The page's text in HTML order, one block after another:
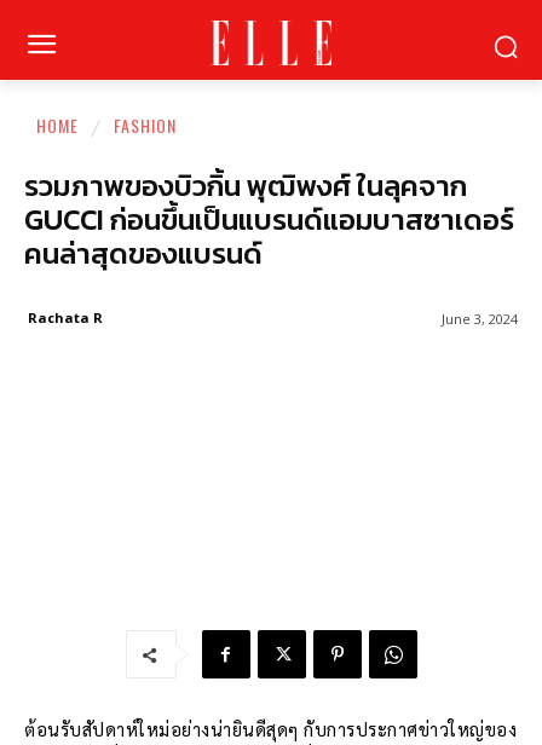
HOME FASHION
รวมภาพของบิวกิ้น พุฒิพงศ์ ในลุคจาก
GUCCI ก่อนขึ้นเป็นแบรนด์แอมบาสซาเดอร์
คนล่าสุดของแบรนด์
June 3, 2024
Rachata R
ต้อนรับสัปดาห์ใหม่อย่างน่ายินดีสุดๆ กับการประกาศข่าวใหญ่ของ